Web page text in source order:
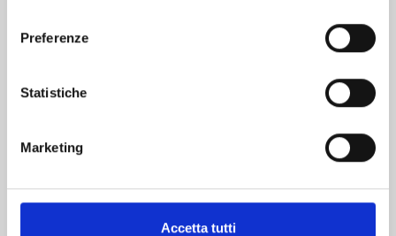
Preferenze
Statistiche
Marketing
Accetta tutti
€ 5,90